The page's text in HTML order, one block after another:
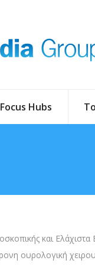
Focus Hubs
και
ουρολογική